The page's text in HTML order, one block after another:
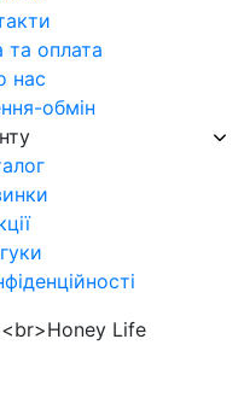
та оплата
нас
обмін
Life